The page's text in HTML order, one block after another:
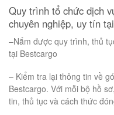
Quy trình tổ chức dịch
chuyên nghiệp, uy tín
–Nắm được quy trình, thủ
tại Bestcargo
– Kiểm tra lại thông tin về
Bestcargo. Với mỗi bộ hồ
tin, thủ tục và cách thức